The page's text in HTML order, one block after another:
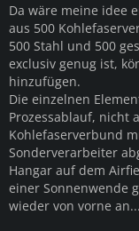
Da wäre meine idee
aus 500
500 Stahl und 500
exclusiv genug ist,
hinzufügen.
Die einzelnen
Prozessablauf, nicht
Kohlefaserverbund
Sonderverarbeiter
Hangar auf dem
einer Sonnenwende
wieder von vorne an...